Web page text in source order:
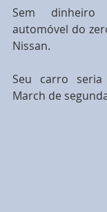
Sem
automóvel do
Nissan.
Seu carro
March de